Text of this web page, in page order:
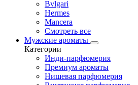
Bvlgari
Hermes
Mancera
Смотреть все
Мужские ароматы
Категории
Инди-парфюмерия
Премиум ароматы
Нишевая парфюмерия